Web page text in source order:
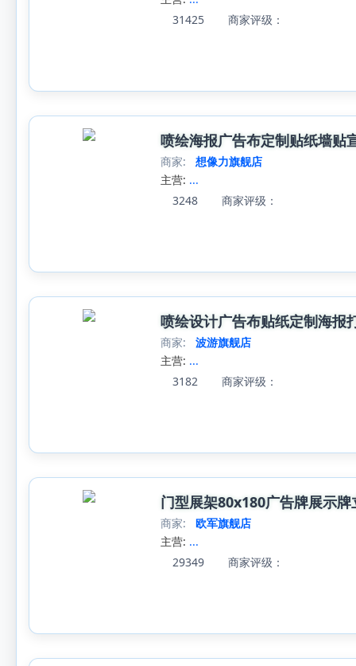
31425
商家评级：
喷绘海报广告布定制贴纸墙贴
商家:
想像力旗舰店
主营: ...
3248
商家评级：
喷绘设计广告布贴纸定制海报
商家:
波游旗舰店
主营: ...
3182
商家评级：
门型展架80x180广告牌展示
商家:
欧军旗舰店
主营: ...
29349
商家评级：